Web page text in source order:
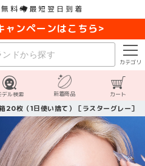
料 最短翌日到着
ャンペーンはこちら>
カテゴリ
デル検索 新着商品 カート
枚（1日使い捨て）［ラスターグレー］